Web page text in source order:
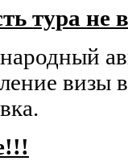
тура не
визы